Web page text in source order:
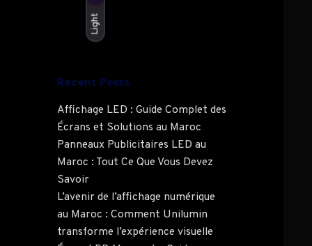
Light
Recent Posts
Affichage LED : Guide Complet des
Écrans et Solutions au Maroc
Panneaux Publicitaires LED au
Maroc : Tout Ce Que Vous Devez
Savoir
L’avenir de l’affichage numérique
au Maroc : Comment Unilumin
transforme l’expérience visuelle